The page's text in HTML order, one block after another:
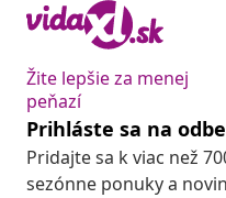
Žite lepšie za menej
peňazí
Prihláste sa na
Pridajte sa k viac než
sezónne ponuky a